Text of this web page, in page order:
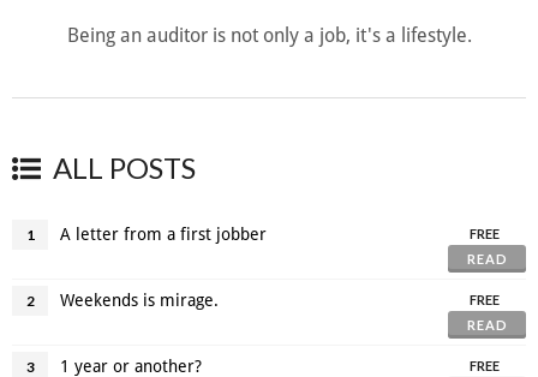
Being an auditor is not only a job, it's a lifestyle.
ALL POSTS
1 A letter from a first jobber
FREE
READ
2 Weekends is mirage.
FREE
READ
3 1 year or another?
FREE